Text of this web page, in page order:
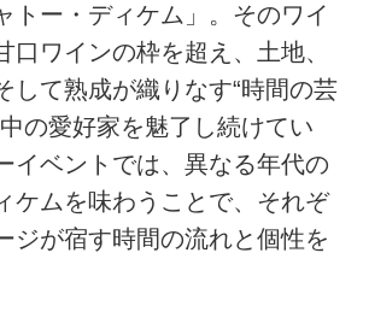
トー・ディケム」。そのワイ
口ワインの枠を超え、土地、
して熟成が織りなす“時間の芸
の愛好家を魅了し続けてい
イベントでは、異なる年代の
ケムを味わうことで、それぞ
ジが宿す時間の流れと個性を